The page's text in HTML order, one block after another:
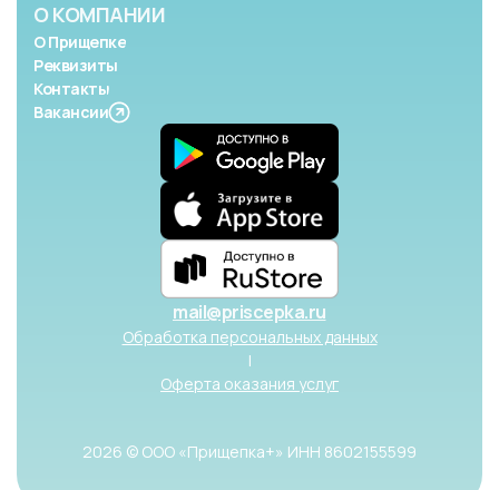
О КОМПАНИИ
О Прищепке
Реквизиты
Контакты
Вакансии
mail@priscepka.ru
Обработка персональных данных
|
Оферта оказания услуг
2026 © ООО «Прищепка+» ИНН 8602155599